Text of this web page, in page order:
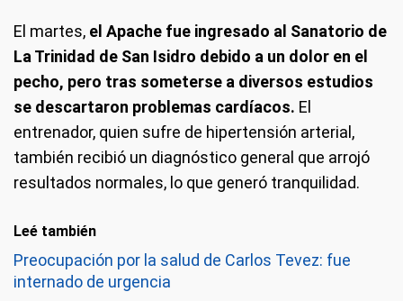
El martes, el Apache fue ingresado al Sanatorio de
La Trinidad de San Isidro debido a un dolor en el
pecho, pero tras someterse a diversos estudios
se descartaron problemas cardíacos. El
entrenador, quien sufre de hipertensión arterial,
también recibió un diagnóstico general que arrojó
resultados normales, lo que generó tranquilidad.
Leé también
Preocupación por la salud de Carlos Tevez: fue
internado de urgencia